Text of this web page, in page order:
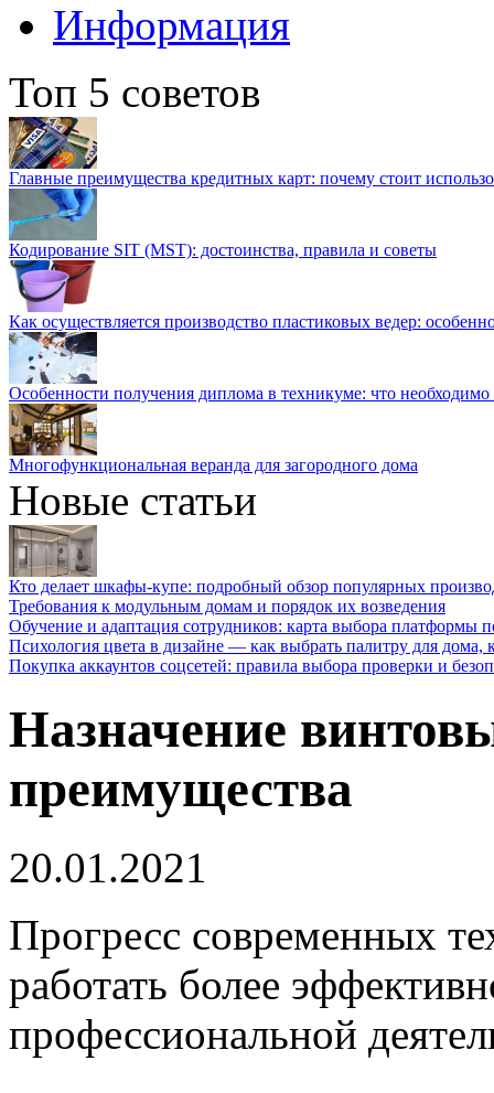
Информация
Топ 5 советов
Главные преимущества кредитных карт: почему стоит
Кодирование SIT (MST): достоинства, правила и советы
Как осуществляется производство пластиковых ведер:
Особенности получения диплома в техникуме: что необходимо
Многофункциональная веранда для загородного дома
Новые статьи
Кто делает шкафы-купе: подробный обзор популярных
Требования к модульным домам и порядок их возведения
Обучение и адаптация сотрудников: карта выбора платформы
Психология цвета в дизайне — как выбрать палитру для дома,
Покупка аккаунтов соцсетей: правила выбора проверки и
Назначение
преимущества
20.01.2021
Прогресс современных
работать более
профессиональной